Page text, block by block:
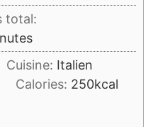
total:
Cuisine: Italien
Calories: 250kcal